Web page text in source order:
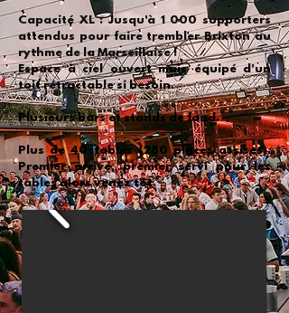
Capacité XL : Jusqu'à 1 000 supporters
attendus pour faire trembler Brixton au
rythme de la Marseillaise !
Espace à ciel ouvert mais équipé d'un
toit rétractable si besoin.
Plusieurs bars et stands de food.
Plus de 40 tables (280 places assises).
Premier arrivé, premier servi pour les
tables alors venez tôt.